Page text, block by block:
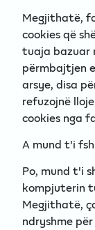
Megjithatë,
cookies që
tuaja bazuar
përmbajtjen
arsye, disa
refuzojnë
cookies nga
A mund t'i
Po, mund t'i
kompjuterin
Megjithatë,
ndryshme